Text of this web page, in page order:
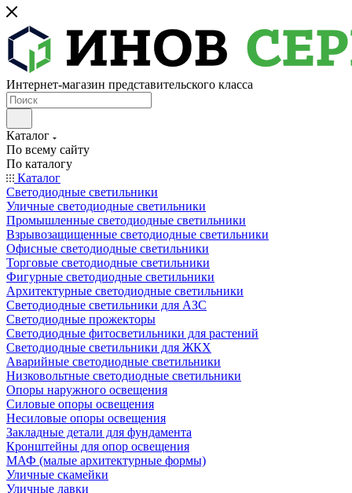
Интернет-магазин представительского класса
Каталог
По всему сайту
По каталогу
Каталог
Светодиодные светильники
Уличные светодиодные светильники
Промышленные светодиодные светильники
Взрывозащищенные светодиодные светильники
Офисные светодиодные светильники
Торговые светодиодные светильники
Фигурные светодиодные светильники
Архитектурные светодиодные светильники
Светодиодные светильники для АЗС
Светодиодные прожекторы
Светодиодные фитосветильники для растений
Светодиодные светильники для ЖКХ
Аварийные светодиодные светильники
Низковольтные светодиодные светильники
Опоры наружного освещения
Силовые опоры освещения
Несиловые опоры освещения
Закладные детали для фундамента
Кронштейны для опор освещения
МАФ (малые архитектурные формы)
Уличные скамейки
Уличные лавки